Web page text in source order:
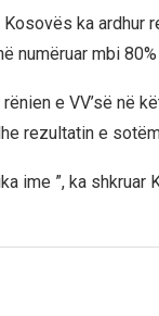
ka ardhur
numëruar mbi
e VV’së në
rezultatin e
ime ”, ka shkruar